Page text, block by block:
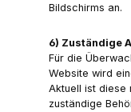
Bildschirms an.
6) Zuständige
Für die
Website wird
Aktuell ist diese
zuständige